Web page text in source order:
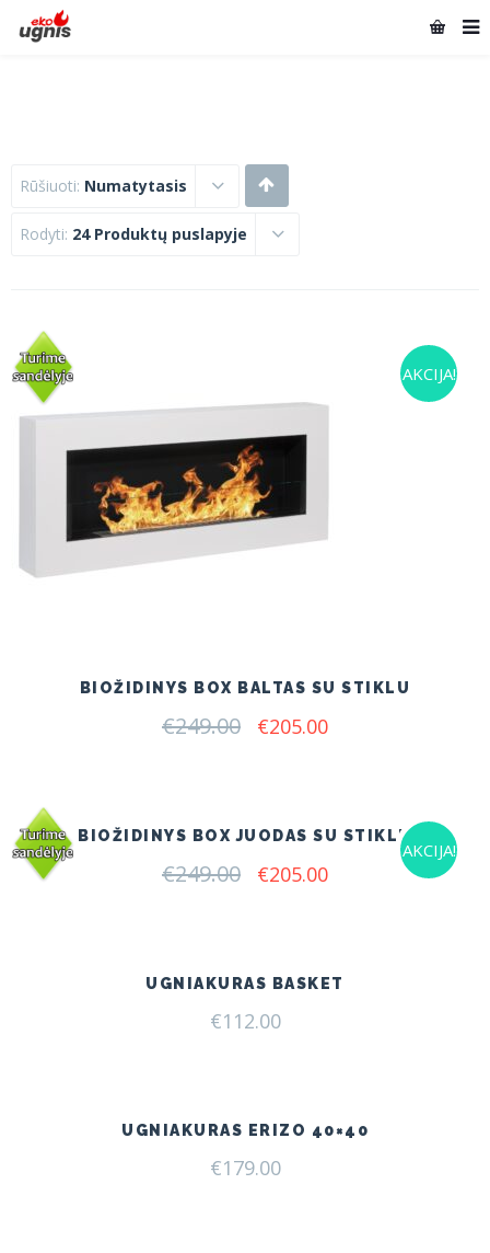
Rūšiuoti: Numatytasis
Rodyti: 24 Produktų puslapyje
AKCIJA!
BIOŽIDINYS BOX BALTAS SU STIKLU
€249.00 Original
€205.00Current
AKCIJA!
BIOŽIDINYS BOX JUODAS SU STIKLU
€249.00 Original
€205.00Current
UGNIAKURAS BASKET
€112.00
UGNIAKURAS ERIZO 40×40
€179.00